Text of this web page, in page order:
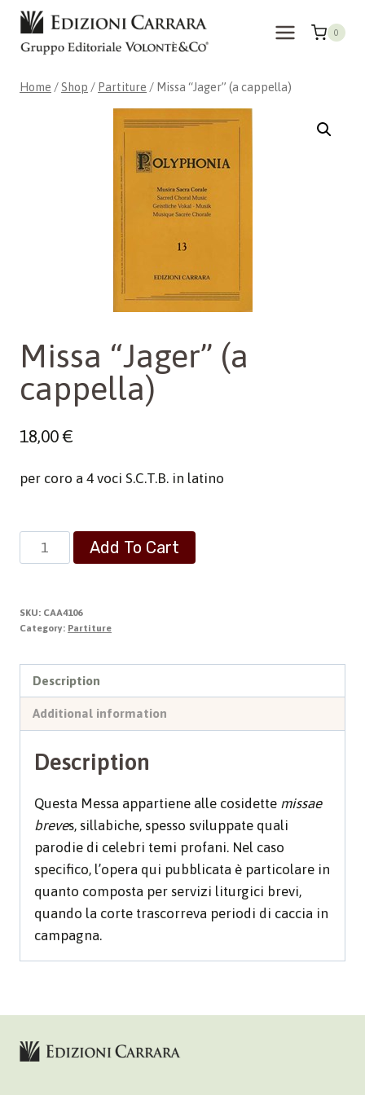
Skip
content
0
Home / Shop / Partiture / Missa “Jager” (a cappella)
Missa “Jager” (a
cappella)
18,00€
per coro a 4 voci S.C.T.B. in latino
Missa
"Jager"
cappella)
quantity
Add To Cart
SKU: CAA4106
Category: Partiture
Description
Additional information
Description
Questa Messa appartiene alle cosidette missae
breves, sillabiche, spesso sviluppate quali
parodie di celebri temi profani. Nel caso
specifico, l’opera qui pubblicata è particolare in
quanto composta per servizi liturgici brevi,
quando la corte trascorreva periodi di caccia in
campagna.